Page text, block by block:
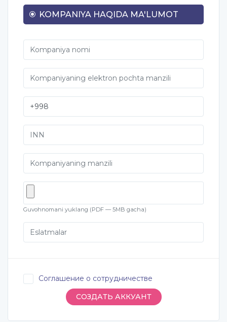
KOMPANIYA HAQIDA MA'LUMOT
Guvohnomani yuklang (PDF — 5MB gacha)
Соглашение о сотрудничестве